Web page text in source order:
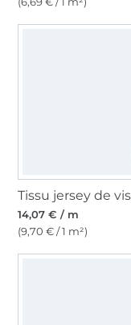
14,07 € / m
(9,70 € / 1 m²)